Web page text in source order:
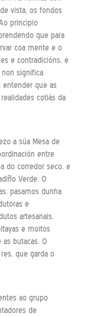
vista, os fondos
principio
que para
coa mente e o
e contradicións, e
significa
entender que as
cotiás da
a súa Mesa de
entre
do corredor seco, e
Verde. O
pasamos dunha
e
artesanais.
e moitos
butacas. O
que garda o
ao grupo
de